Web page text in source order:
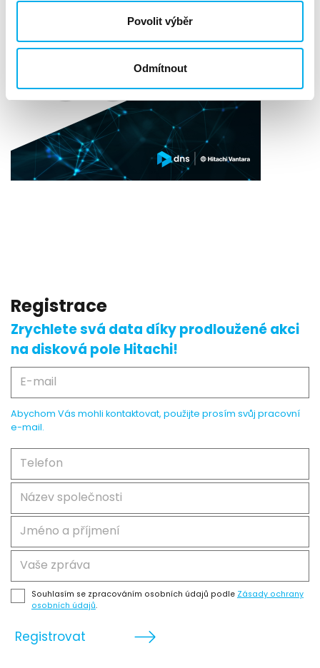
Povolit výběr
Odmítnout
Registrace
Zrychlete svá data díky prodloužené akci
na disková pole Hitachi!
Abychom Vás mohli kontaktovat, použijte prosím svůj pracovní
e-mail.
Souhlasím se zpracováním osobních údajů podleZásady ochrany
osobních údajů.
Registrovat